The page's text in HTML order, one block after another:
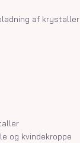
af krystaller
og kvindekroppe